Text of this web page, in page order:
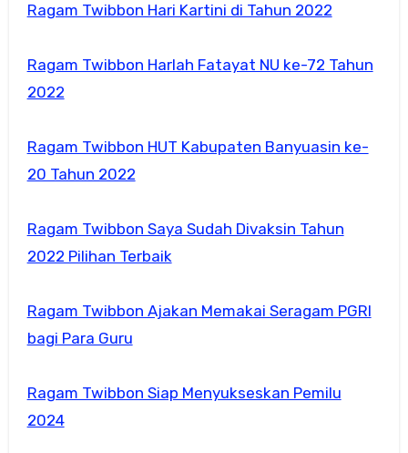
Ragam Twibbon Hari Kartini di Tahun 2022
Ragam Twibbon Harlah Fatayat NU ke-72 Tahun
2022
Ragam Twibbon HUT Kabupaten Banyuasin ke-
20 Tahun 2022
Ragam Twibbon Saya Sudah Divaksin Tahun
2022 Pilihan Terbaik
Ragam Twibbon Ajakan Memakai Seragam PGRI
bagi Para Guru
Ragam Twibbon Siap Menyukseskan Pemilu
2024